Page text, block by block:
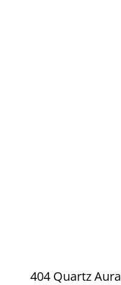
404 Quartz Aura